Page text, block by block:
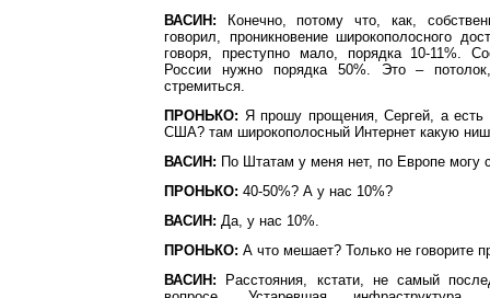
ВАСИН: Конечно, потому что, как,
говорил, проникновение широкополосного
говоря, преступно мало, порядка 10-11%.
России нужно порядка 50%. Это –
стремиться.
ПРОНЬКО: Я прошу прощения, Сергей, а
США? там широкополосный Интернет какую
ВАСИН: По Штатам у меня нет, по Европе могу
ПРОНЬКО: 40-50%? А у нас 10%?
ВАСИН: Да, у нас 10%.
ПРОНЬКО: А что мешает? Только не говорите
ВАСИН: Расстояния, кстати, не самый